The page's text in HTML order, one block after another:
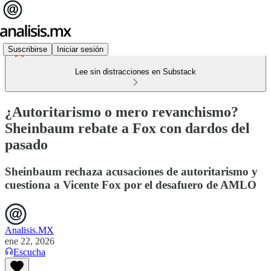
Suscribirse Iniciar sesión
Lee sin distracciones en Substack
¿Autoritarismo o mero revanchismo?
Sheinbaum rebate a Fox con dardos del
pasado
Sheinbaum rechaza acusaciones de autoritarismo y
cuestiona a Vicente Fox por el desafuero de AMLO
Analisis.MX
ene 22, 2026
Escucha